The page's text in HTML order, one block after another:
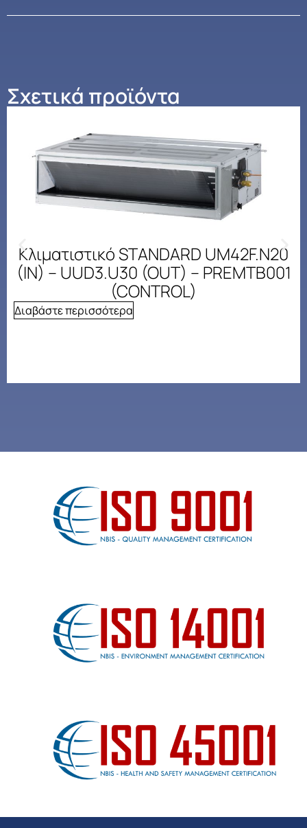
Σχετικά προϊόντα
Κλιματιστικό STANDARD UM42F.N20
(IN) – UUD3.U30 (OUT) – PREMTB001
(CONTROL)
Διαβάστε περισσότερα